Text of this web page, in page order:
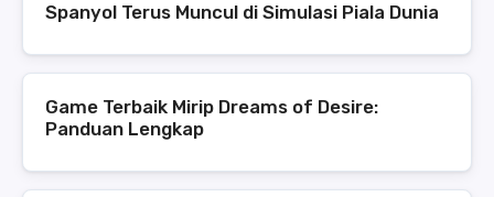
Spanyol Terus Muncul di Simulasi Piala Dunia
Game Terbaik Mirip Dreams of Desire:
Panduan Lengkap